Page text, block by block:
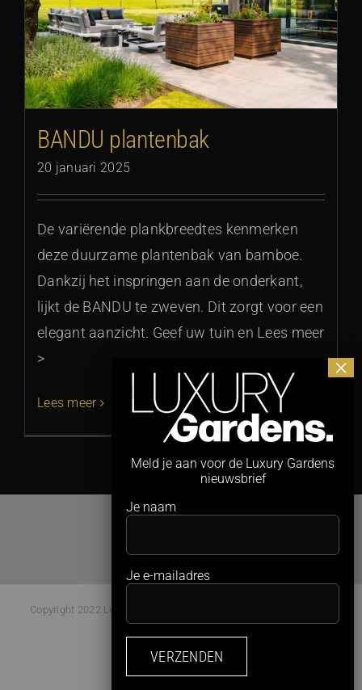
BANDU plantenbak
20 januari 2025
De variërende plankbreedtes kenmerken
deze duurzame plantenbak van bamboe.
Dankzij het inspringen aan de onderkant,
lijkt de BANDU te zweven. Dit zorgt voor een
elegant aanzicht. Geef uw tuin en Lees meer
>
Lees meer
Copyright 2022 Luxury Gardens Magazine | All Rights Reserved |
Facebook
Instagram
Meld je aan voor de Luxury Gardens
nieuwsbrief
Je naam
Je e-mailadres